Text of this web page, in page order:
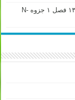
Subatomic particles – valence electrons – سوال ۱۳۵ فصل ۱ جزوه N-